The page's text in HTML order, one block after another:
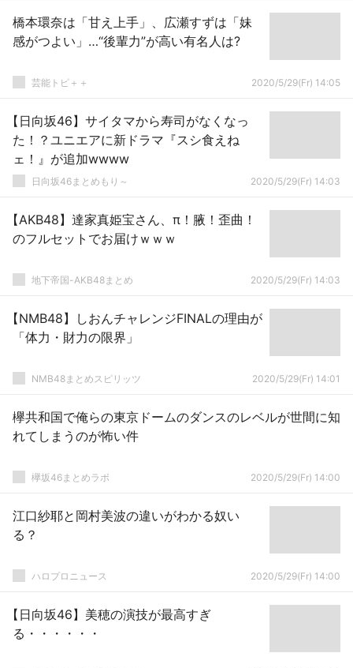
橋本環奈は「甘え上手」、広瀬すずは「妹
感がつよい」…“後輩力”が高い有名人は?
芸能トピ＋＋ 2020/5/29(Fr) 14:05
【日向坂46】サイタマから寿司がなくなっ
た！？ユニエアに新ドラマ『スシ食えね
ェ！』が追加wwww
日向坂46まとめもり～ 2020/5/29(Fr) 14:03
【AKB48】達家真姫宝さん、π！腋！歪曲！
のフルセットでお届けｗｗｗ
地下帝国-AKB48まとめ 2020/5/29(Fr) 14:03
【NMB48】しおんチャレンジFINALの理由が
「体力・財力の限界」
NMB48まとめスピリッツ 2020/5/29(Fr) 14:01
欅共和国で俺らの東京ドームのダンスのレベルが世間に知
れてしまうのが怖い件
欅坂46まとめラボ 2020/5/29(Fr) 14:00
江口紗耶と岡村美波の違いがわかる奴い
る？
ハロプロニュース 2020/5/29(Fr) 14:00
【日向坂46】美穂の演技が最高すぎ
る・・・・・・